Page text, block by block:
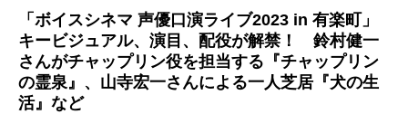
「ボイスシネマ 声優口演ライブ2023 in 有楽町」
キービジュアル、演目、配役が解禁！ 鈴村健一
さんがチャップリン役を担当する『チャップリン
の霊泉』、山寺宏一さんによる一人芝居『犬の生
活』など